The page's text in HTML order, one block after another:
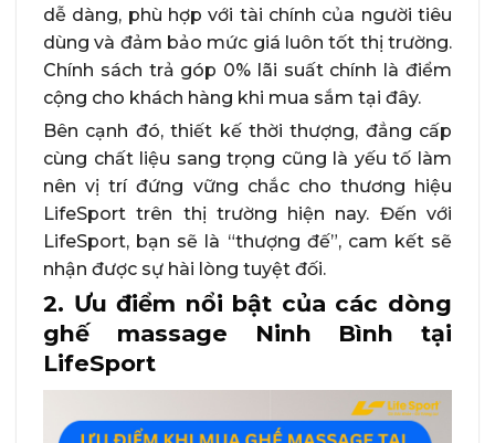
dễ dàng, phù hợp với tài chính của người tiêu
dùng và đảm bảo mức giá luôn tốt thị trường.
Chính sách trả góp 0% lãi suất chính là điểm
cộng cho khách hàng khi mua sắm tại đây.
Bên cạnh đó, thiết kế thời thượng, đẳng cấp
cùng chất liệu sang trọng cũng là yếu tố làm
nên vị trí đứng vững chắc cho thương hiệu
LifeSport trên thị trường hiện nay. Đến với
LifeSport, bạn sẽ là “thượng đế”, cam kết sẽ
nhận được sự hài lòng tuyệt đối.
2. Ưu điểm nổi bật của các dòng
ghế massage Ninh Bình tại
LifeSport